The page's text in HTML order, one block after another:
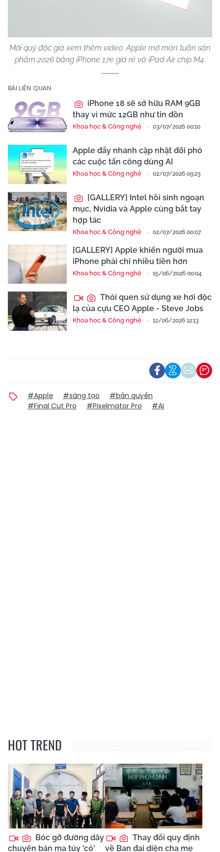
Mời quý độc giả xem thêm video: Apple mở màn tuần sản
phẩm 2026 bằng iPhone 17e giá rẻ và iPad Air chip M4.
BÀI LIÊN QUAN
iPhone 18 sẽ sở hữu RAM 9GB
thay vì mức 12GB như tin đồn
Khoa học & Công nghệ 03/07/2026 00:10
Apple đẩy nhanh cập nhật đối phó
các cuộc tấn công dùng AI
Khoa học & Công nghệ 02/07/2026 09:23
[GALLERY] Intel hồi sinh ngoạn
mục, Nvidia và Apple cùng bắt tay
hợp tác
Khoa học & Công nghệ 02/07/2026 00:07
[GALLERY] Apple khiến người mua
iPhone phải chi nhiều tiền hơn
Khoa học & Công nghệ 15/06/2026 00:04
Thói quen sử dụng xe hơi độc
lạ của cựu CEO Apple - Steve Jobs
Khoa học & Công nghệ 12/06/2026 12:13
#Apple #sáng tạo
#bản quyền
#Final Cut Pro
#Pixelmator Pro #AI
HOT TREND
Bóc gỡ đường dây
chuyên bán ma túy 'cỏ'
Thay đổi quy định
về Ban đại diện cha mẹ